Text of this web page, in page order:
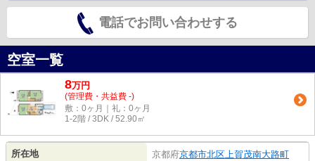
電話でお問い合わせする
空室一覧
8万円
(管理費・共益費 -)
敷：0ヶ月｜礼：0ヶ月
1-2階 / 3DK / 52.90㎡
所在地 京都府京都市北区上賀茂南大路町